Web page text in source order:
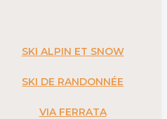
SKI ALPIN ET SNOW
SKI DE RANDONNÉE
VIA FERRATA